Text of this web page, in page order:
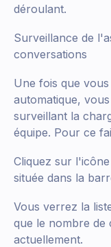
déroulant.
Surveillance de
conversations
Une fois que
automatique,
surveillant la
équipe. Pour ce
Cliquez sur
située dans la
Vous verrez la
que le nombre de
actuellement.